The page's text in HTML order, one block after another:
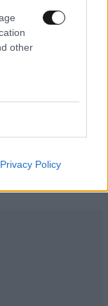
other
Privacy Policy
«Καμία στιγμή